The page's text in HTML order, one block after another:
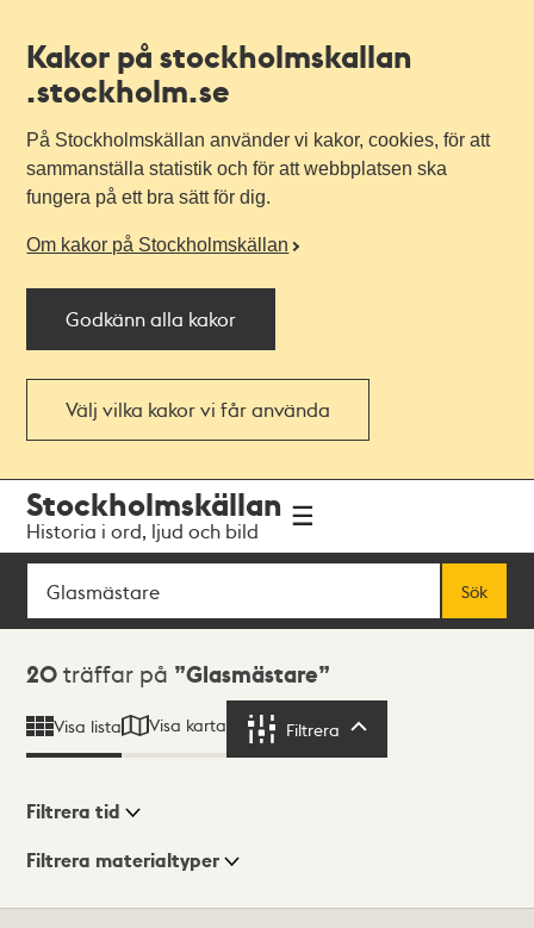
Kakor på stockholmskallan
.stockholm.se
På Stockholmskällan använder vi kakor, cookies, för att
sammanställa statistik och för att webbplatsen ska
fungera på ett bra sätt för dig.
Om kakor på Stockholmskällan
Godkänn alla kakor
Välj vilka kakor vi får använda
navigationen
huvudinnehållet
Stockholmskällan
Historia i ord, ljud och bild
Sök
Sök
Sökresultat
20 träffar på Glasmästare
Visa lista Visa karta Filtrera
Visningsläge
Filtrera tid
Filtrera materialtyper